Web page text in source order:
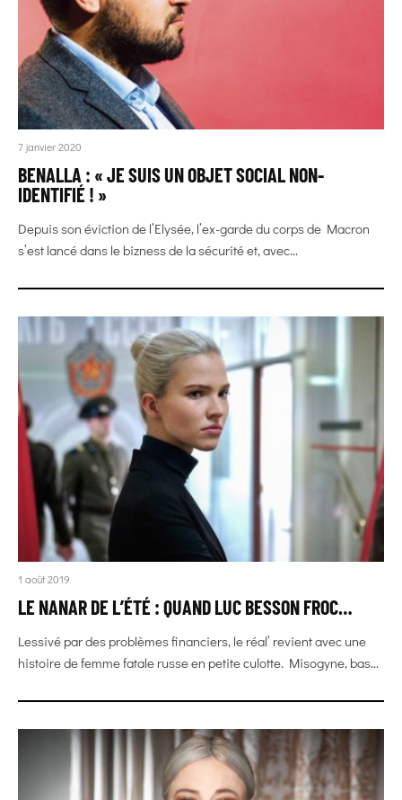
7 janvier 2020
BENALLA : « JE SUIS UN OBJET SOCIAL NON-
IDENTIFIÉ ! »
Depuis son éviction de l’Elysée, l’ex-garde du corps de Macron
s’est lancé dans le bizness de la sécurité et, avec...
1 août 2019
LE NANAR DE L’ÉTÉ : QUAND LUC BESSON FROC…
Lessivé par des problèmes financiers, le réal’ revient avec une
histoire de femme fatale russe en petite culotte. Misogyne, bas...